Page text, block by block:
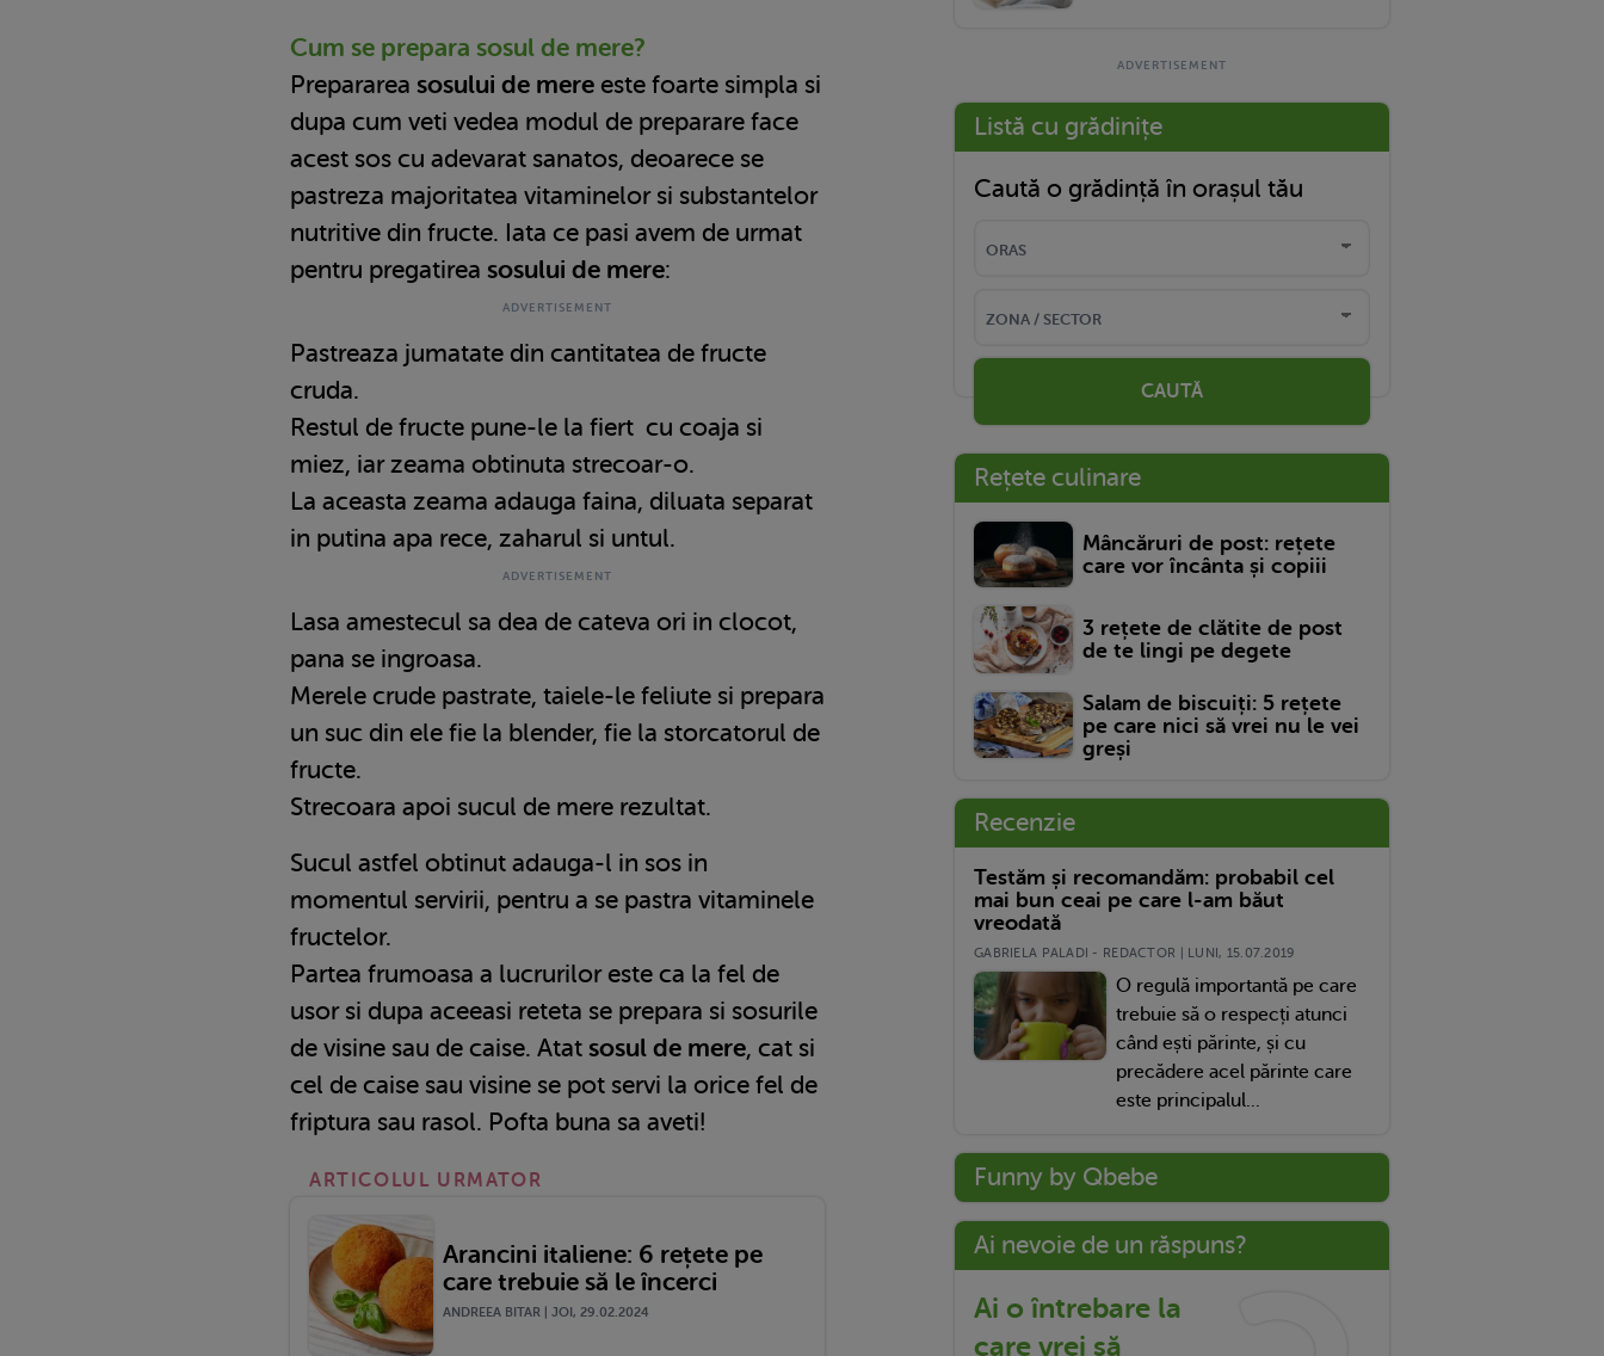
Cum se prepara sosul de mere?
Prepararea sosului de mere este foarte simpla si
dupa cum veti vedea modul de preparare face
acest sos cu adevarat sanatos, deoarece se
pastreza majoritatea vitaminelor si substantelor
nutritive din fructe. Iata ce pasi avem de urmat
pentru pregatirea sosului de mere:
Pastreaza jumatate din cantitatea de fructe
cruda.
Restul de fructe pune-le la fiert cu coaja si
miez, iar zeama obtinuta strecoar-o.
La aceasta zeama adauga faina, diluata separat
in putina apa rece, zaharul si untul.
Lasa amestecul sa dea de cateva ori in clocot,
pana se ingroasa.
Merele crude pastrate, taiele-le feliute si prepara
un suc din ele fie la blender, fie la storcatorul de
fructe.
Strecoara apoi sucul de mere rezultat.
Sucul astfel obtinut adauga-l in sos in
momentul servirii, pentru a se pastra vitaminele
fructelor.
Partea frumoasa a lucrurilor este ca la fel de
usor si dupa aceeasi reteta se prepara si sosurile
de visine sau de caise. Atat sosul de mere, cat si
cel de caise sau visine se pot servi la orice fel de
friptura sau rasol. Pofta buna sa aveti!
ARTICOLUL URMATOR
Arancini italiene: 6 rețete pe
care trebuie să le încerci
ANDREEA BITAR | JOI, 29.02.2024
Listă cu grădinițe
Caută o grădință în orașul tău
CAUTĂ
Rețete culinare
Mâncăruri de post: rețete
care vor încânta și copiii
3 rețete de clătite de post
de te lingi pe degete
Salam de biscuiți: 5 rețete
pe care nici să vrei nu le vei
greși
Recenzie
Testăm și recomandăm: probabil cel
mai bun ceai pe care l-am băut
vreodată
GABRIELA PALADI - REDACTOR | LUNI, 15.07.2019
O regulă importantă pe care
trebuie să o respecți atunci
când ești părinte, și cu
precădere acel părinte care
este principalul...
Funny by Qbebe
Ai nevoie de un răspuns?
Ai o întrebare la
care vrei să